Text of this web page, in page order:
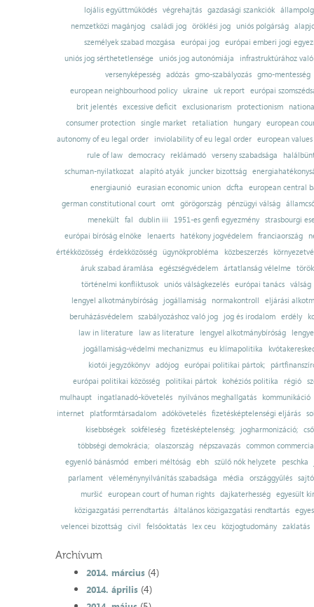
lojális együttműködés
végrehajtás gazdasági szankciók
nemzetközi magánjog
családi jog öröklési jog uniós polgárság
személyek szabad mozgása
európai jog európai emberi jogi
uniós jog sérthetetlensége uniós jog autonómiája
infrastruktúrához
versenyképesség adózás gmo-szabályozás gmo-mentesség
european neighbourhood policy
ukraine uk report
európai
brit jelentés excessive deficit exclusionarism protectionism
consumer protection
single market retaliation hungary
european
autonomy of eu legal order
inviolability of eu legal order
european values
rule of law
democracy reklámadó verseny szabadsága
schuman-nyilatkozat alapító atyák juncker bizottság
energiaunió eurasian economic union dcfta
european central
german constitutional court
omt görögország pénzügyi válság
menekült
fal dublin iii 1951-es genfi egyezmény
strasbourgi
európai bíróság elnöke
lenaerts hatékony jogvédelem franciaország
értékközösség
érdekközösség ügynökprobléma közbeszerzés
áruk szabad áramlása
egészségvédelem ártatlanság vélelme
történelmi konfliktusok uniós válságkezelés európai tanács válság
lengyel alkotmánybíróság
jogállamiság normakontroll
eljárási
beruházásvédelem
szabályozáshoz való jog jog és irodalom erdély
law in literature
law as literature lengyel alkotmánybíróság
jogállamiság-védelmi mechanizmus
eu klímapolitika
kiotói jegyzőkönyv adójog európai politikai pártok;
európai politikai közösség
politikai pártok kohéziós politika régió
mulhaupt
ingatlanadó-követelés nyilvános meghallgatás
kommunikáció
internet
platformtársadalom adókövetelés fizetésképtelenségi eljárás
kisebbségek sokféleség fizetésképtelenség; jogharmonizáció;
többségi demokrácia; olaszország népszavazás common
egyenlő bánásmód emberi méltóság ebh szülő nők helyzete
peschka
parlament
véleménynyilvánítás szabadsága média országgyűlés
muršić
european court of human rights dajkaterhesség
egyesült
közigazgatási perrendtartás
általános közigazgatási rendtartás
velencei bizottság
civil felsőoktatás lex ceu közjogtudomány zaklatás
Archívum
2014. március(4)
2014. április(4)